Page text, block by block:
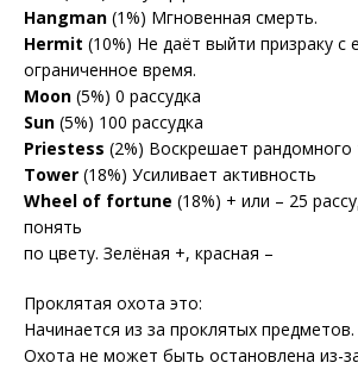
Hangman (1%) Мгновенная смерть.
Hermit (10%) Не даёт выйти призраку с
ограниченное время.
Moon (5%) 0 рассудка
Sun (5%) 100 рассудка
Priestess (2%) Воскрешает
Tower (18%) Усиливает активность
Wheel of fortune (18%) + или – 25
понять
по цвету. Зелёная +, красная –
Проклятая охота это:
Начинается из за проклятых предметов.
Охота не может быть остановлена из-